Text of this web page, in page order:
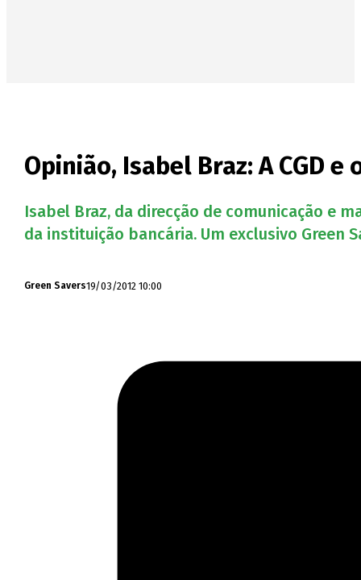
Opinião, Isabel Braz: A CGD
Isabel Braz, da direcção de comunicação e
da instituição bancária. Um exclusivo Green
Green Savers19/03/2012 10:00